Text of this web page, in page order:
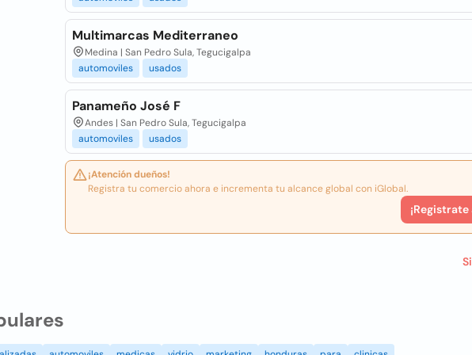
Multimarcas Mediterraneo
Medina | San Pedro Sula, Tegucigalpa
automoviles
usados
Panameño José F
Andes | San Pedro Sula, Tegucigalpa
automoviles
usados
¡Atención dueños!
Registra tu comercio ahora e incrementa tu alcance global con iGlobal.
¡Registrate